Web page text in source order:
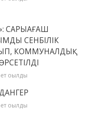
САРЫАҒАШ
СЕНБІЛІК
КОММУНАЛДЫҚ
оқылды
оқылды